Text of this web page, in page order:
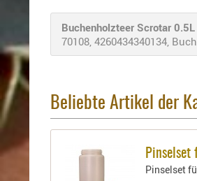
Buchenholzteer Scrotar
70108, 4260434340134,
Beliebte Artikel der
Pinselset
Pinselset